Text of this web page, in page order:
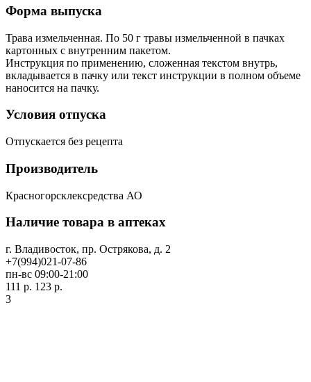
Форма выпуска
Трава измельченная. По 50 г травы измельченной в пачках
картонных с внутренним пакетом.
Инструкция по применению, сложенная текстом внутрь,
вкладывается в пачку или текст инструкции в полном объеме
наносится на пачку.
Условия отпуска
Отпускается без рецепта
Производитель
Красногорсклексредства АО
Наличие товара в аптеках
г. Владивосток, пр. Острякова, д. 2
+7(994)021-07-86
пн-вс 09:00-21:00
111 р. 123 р.
3